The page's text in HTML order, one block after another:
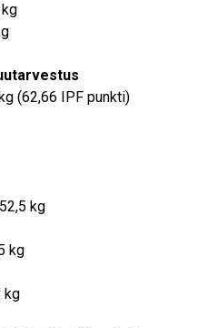
(62,66 IPF punkti)
kg
kg
kg